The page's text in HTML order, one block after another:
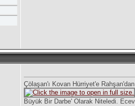
Çölaşan'ı Kovan Hürriyet'e
Büyük Bir Darbe' Olarak Niteledi.